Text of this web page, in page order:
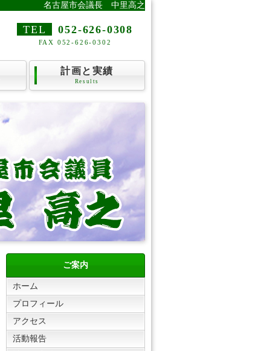
名古屋市会議長 中里高之
TEL 052-626-0308
FAX 052-626-0302
計画と実績
Results
ご案内
ホーム
プロフィール
アクセス
活動報告